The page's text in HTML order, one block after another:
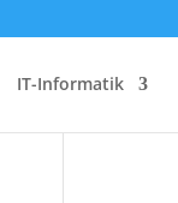
IT-Informatik